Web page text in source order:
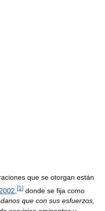
que se otorgan están
2002 [1 ] donde se fija como
que con sus esfuerzos,